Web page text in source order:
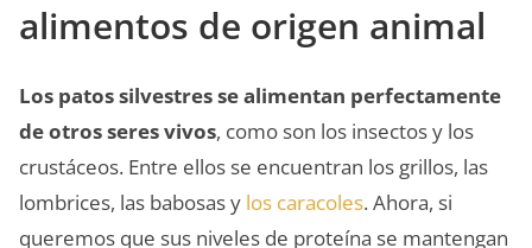
alimentos de origen animal
Los patos silvestres se alimentan perfectamente
de otros seres vivos, como son los insectos y los
crustáceos. Entre ellos se encuentran los grillos, las
lombrices, las babosas y los caracoles. Ahora, si
queremos que sus niveles de proteína se mantengan